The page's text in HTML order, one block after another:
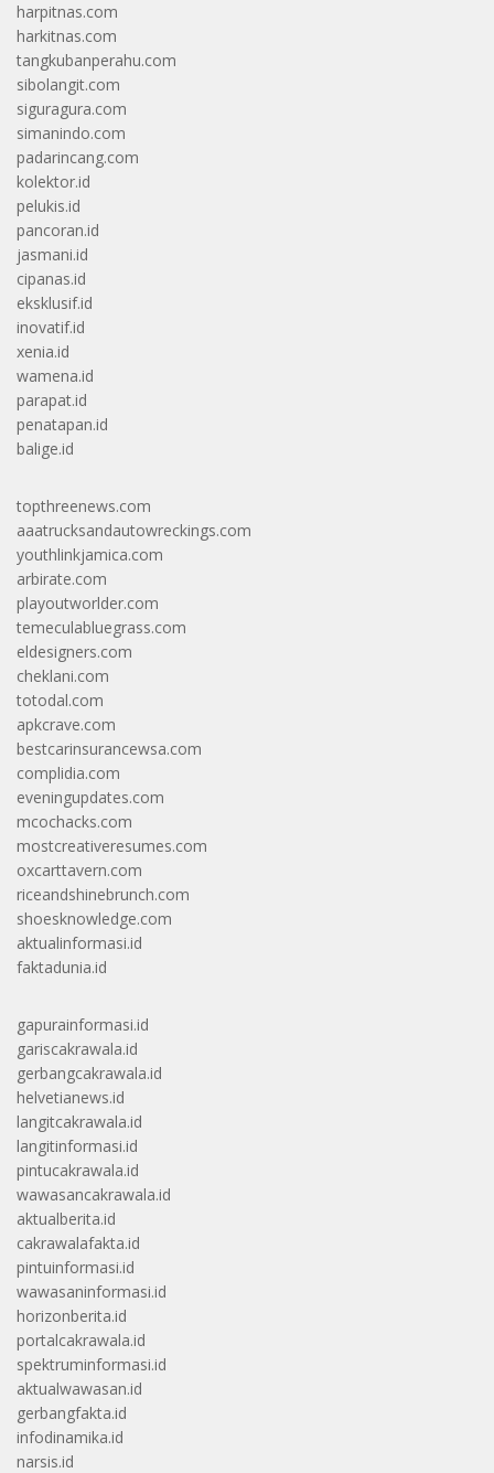
harpitnas.com
harkitnas.com
tangkubanperahu.com
sibolangit.com
siguragura.com
simanindo.com
padarincang.com
kolektor.id
pelukis.id
pancoran.id
jasmani.id
cipanas.id
eksklusif.id
inovatif.id
xenia.id
wamena.id
parapat.id
penatapan.id
balige.id
topthreenews.com
aaatrucksandautowreckings.com
youthlinkjamica.com
arbirate.com
playoutworlder.com
temeculabluegrass.com
eldesigners.com
cheklani.com
totodal.com
apkcrave.com
bestcarinsurancewsa.com
complidia.com
eveningupdates.com
mcochacks.com
mostcreativeresumes.com
oxcarttavern.com
riceandshinebrunch.com
shoesknowledge.com
aktualinformasi.id
faktadunia.id
gapurainformasi.id
gariscakrawala.id
gerbangcakrawala.id
helvetianews.id
langitcakrawala.id
langitinformasi.id
pintucakrawala.id
wawasancakrawala.id
aktualberita.id
cakrawalafakta.id
pintuinformasi.id
wawasaninformasi.id
horizonberita.id
portalcakrawala.id
spektruminformasi.id
aktualwawasan.id
gerbangfakta.id
infodinamika.id
narsis.id